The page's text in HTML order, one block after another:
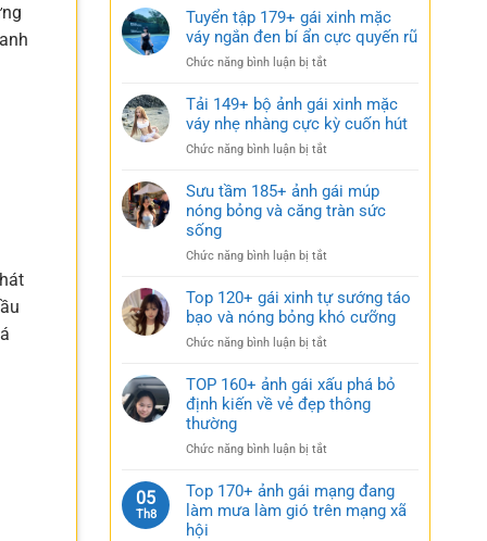
gợi
cảm
ngủ
nhẹ
gợi
cảm
101+
ảnh
gái
xinh
váy
siêu
cực
quyến
Tuyển tập 179+ gái xinh mặc
váy ngắn đen bí ẩn cực quyến rũ
Chức năng bình luận bị tắt
tập
179+
gái
xinh
váy
ngắn
ẩn
quyến
rũ
Tải 149+ bộ ảnh gái xinh mặc
váy nhẹ nhàng cực kỳ cuốn hút
Chức năng bình luận bị tắt
149+
bộ
xinh
váy
nhẹ
cực
cuốn
hút
Sưu tầm 185+ ảnh gái múp
nóng bỏng và căng tràn sức
sống
Chức năng bình luận bị tắt
tầm
185+
gái
nóng
bỏng
tràn
sống
Top 120+ gái xinh tự sướng táo
bạo và nóng bỏng khó cưỡng
Chức năng bình luận bị tắt
120+
gái
sướng
bạo
và
TOP 160+ ảnh gái xấu phá bỏ
định kiến về vẻ đẹp thông
thường
Chức năng bình luận bị tắt
160+
ảnh
05
Th8
Top 170+ ảnh gái mạng đang
làm mưa làm gió trên mạng xã
hội